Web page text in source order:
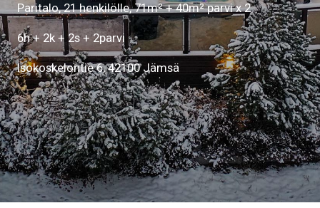
Paritalo, 21 henkilölle, 71m² + 40m² parvi x 2
6h + 2k + 2s + 2parvi
Isokoskelontie 6, 42100 Jämsä